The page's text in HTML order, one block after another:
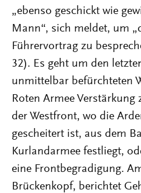
„ebenso geschickt wie
Mann“, sich meldet, um
Führervortrag zu
32). Es geht um den
unmittelbar befürchteten
Roten Armee
der Westfront, wo die
gescheitert ist, aus dem
Kurlandarmee festliegt,
eine Frontbegradigung.
Brückenkopf, berichtet